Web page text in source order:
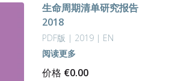
生命周期清单研究报告
2018
PDF版 | 2019 | EN
阅读更多
价格 €0.00